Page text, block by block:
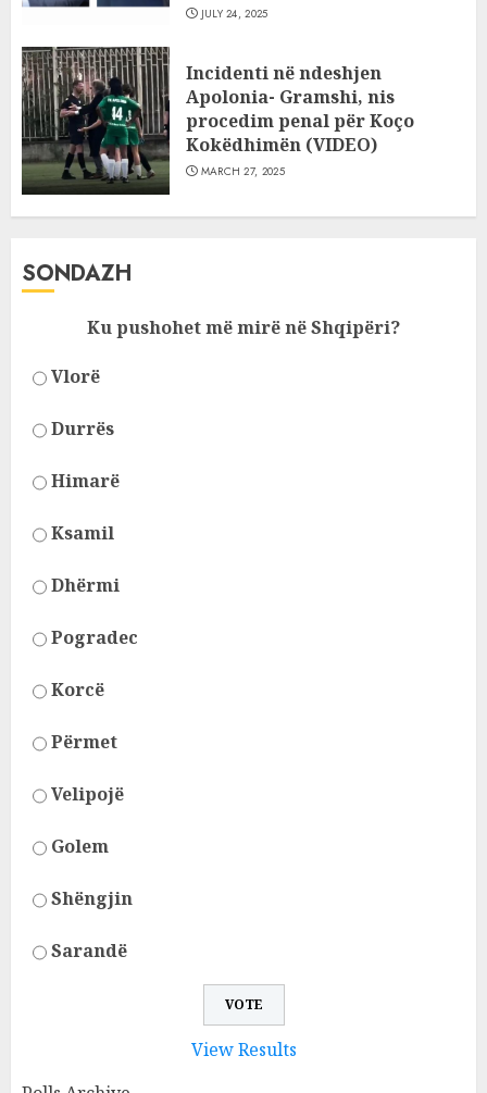
JULY 24, 2025
Incidenti në ndeshjen
Apolonia- Gramshi, nis
procedim penal për Koço
Kokëdhimën (VIDEO)
MARCH 27, 2025
SONDAZH
Ku pushohet më mirë në Shqipëri?
Vlorë
Durrës
Himarë
Ksamil
Dhërmi
Pogradec
Korcë
Përmet
Velipojë
Golem
Shëngjin
Sarandë
View Results